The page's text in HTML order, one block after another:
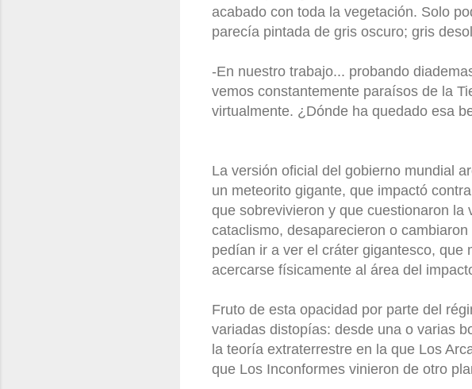
acabado con toda la vegetación. Solo
parecía pintada de gris oscuro; gris
-En nuestro trabajo... probando
vemos constantemente paraísos de la
virtualmente. ¿Dónde ha quedado esa
La versión oficial del gobierno mundial
un meteorito gigante, que impactó
que sobrevivieron y que cuestionaron
cataclismo, desaparecieron o
pedían ir a ver el cráter gigantesco, que
acercarse físicamente al área del
Fruto de esta opacidad por parte del
variadas distopías: desde una o varias
la teoría extraterrestre en la que Los
que Los Inconformes vinieron de otro